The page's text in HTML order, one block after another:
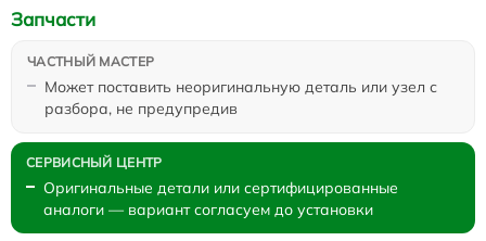
Может поставить неоригинальную деталь или узел с
разбора, не предупредив
Запчасти
Оригинальные детали или сертифицированные
аналоги — вариант согласуем до установки